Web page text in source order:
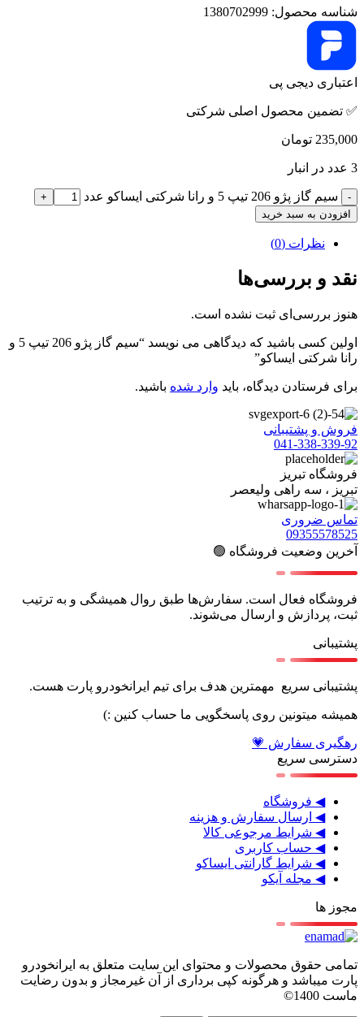
شناسه محصول: 1380702999
اعتباری دیجی پی
✅ تضمین محصول اصلی شرکتی
235,000 تومان
3 عدد در انبار
سيم گاز پژو 206 تیپ 5 و رانا شرکتی ایساکو عدد
افزودن به سبد خرید
نظرات (0)
نقد و بررسی‌ها
هنوز بررسی‌ای ثبت نشده است.
اولین کسی باشید که دیدگاهی می نویسد “سيم گاز پژو 206 تیپ 5 و
رانا شرکتی ایساکو”
برای فرستادن دیدگاه، باید وارد شده باشید.
فروش و پشتیبانی
041-338-339-92
فروشگاه تبریز
تبریز ، سه راهی ولیعصر
تماس ضروری
09355578525
آخرین وضعیت فروشگاه 🟢
فروشگاه فعال است. سفارش‌ها طبق روال همیشگی و به ترتیب
ثبت، پردازش و ارسال می‌شوند.
پشتیبانی
پشتیبانی سریع مهمترین هدف برای تیم ایرانخودرو پارت هست.
همیشه میتونین روی پاسخگویی ما حساب کنین :)
رهگیری سفارش 💗
دسترسی سریع
◀ فروشگاه
◀ ارسال سفارش و هزینه
◀ شرایط مرجوعی کالا
◀ حساب کاربری
◀ شرایط گارانتی ایساکو
◀ مجله آیکو
مجوز ها
تمامی حقوق محصولات و محتوای این سایت متعلق به ایرانخودرو
پارت میباشد و هرگونه کپی برداری از آن غیرمجاز و بدون رضایت
ماست 1400©